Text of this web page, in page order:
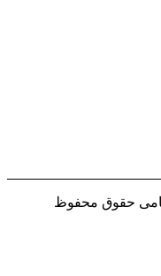
حقوق محفوظ